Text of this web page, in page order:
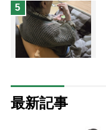
5
最新記事